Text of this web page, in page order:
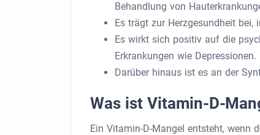
Behandlung von
Es trägt zur Herzgesundheit bei,
Es wirkt sich positiv auf die
Erkrankungen wie Depressionen.
Darüber hinaus ist es an der
Was ist Vitamin-D-
Ein Vitamin-D-Mangel entsteht, wenn